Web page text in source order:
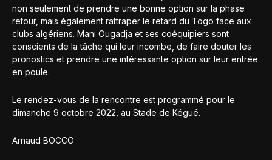
non seulement de prendre une bonne option sur la phase
retour, mais également rattraper le retard du Togo face aux
clubs algériens. Mani Ougadja et ses coéquipiers sont
conscients de la tâche qui leur incombe, de faire douter les
pronostics et prendre une intéressante option sur leur entrée
en poule.
Le rendez-vous de la rencontre est programmé pour le
dimanche 9 octobre 2022, au Stade de Kégué.
Arnaud BOCCO